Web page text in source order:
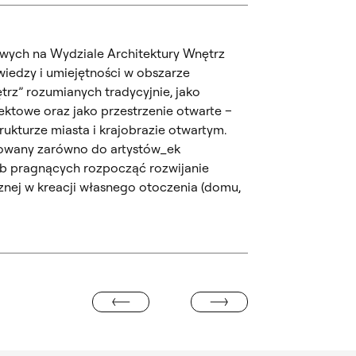
na Wydziale Architektury Wnętrz
i umiejętności w obszarze
rozumianych tradycyjnie, jako
oraz jako przestrzenie otwarte –
miasta i krajobrazie otwartym.
zarówno do artystów_ek
pragnących rozpocząć rozwijanie
w kreacji własnego otoczenia (domu,
WYSTAWA
WYSTAWA PROF. STANISŁAWA